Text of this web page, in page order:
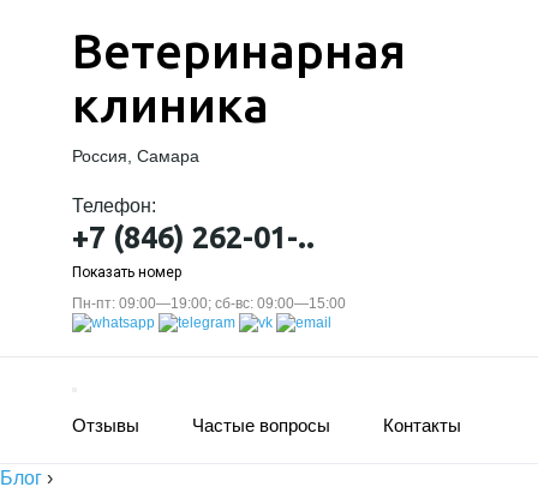
Ветеринарная
клиника
Россия, Самара
Телефон:
+7 (846) 262-01-..
Показать номер
Пн-пт: 09:00—19:00; сб-вс: 09:00—15:00
Отзывы Частые вопросы Контакты
Блог ›